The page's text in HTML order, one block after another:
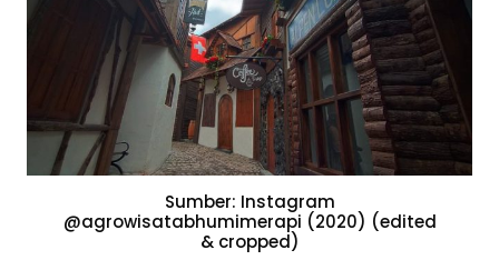
Sumber: Instagram
@agrowisatabhumimerapi (2020) (edited
& cropped)